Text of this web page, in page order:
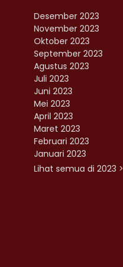
Desember 2023
November 2023
Oktober 2023
September 2023
Agustus 2023
Juli 2023
Juni 2023
Mei 2023
April 2023
Maret 2023
Februari 2023
Januari 2023
Lihat semua di 2023 >